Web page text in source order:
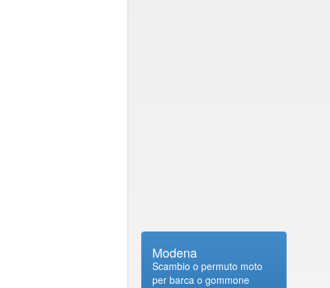
Modena
Scambio o permuto moto
per barca o gommone